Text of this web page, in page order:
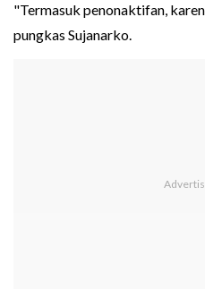
"Termasuk penonaktifan,
pungkas Sujanarko.